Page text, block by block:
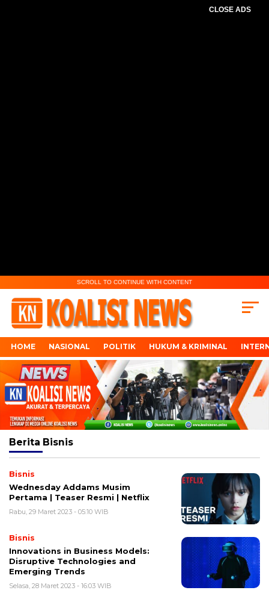
CLOSE ADS
SCROLL TO CONTINUE WITH CONTENT
HOME NASIONAL POLITIK HUKUM & KRIMINAL
Berita Bisnis
Bisnis
Wednesday Addams Musim
Pertama | Teaser Resmi | Netflix
Rabu, 29 Maret 2023 - 05:10 WIB
Bisnis
Innovations in Business Models:
Disruptive Technologies and
Emerging Trends
Selasa, 28 Maret 2023 - 16:03 WIB